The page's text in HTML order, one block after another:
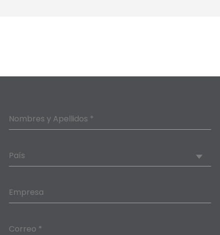
Nombres y Apellidos *
País
Empresa
Correo *